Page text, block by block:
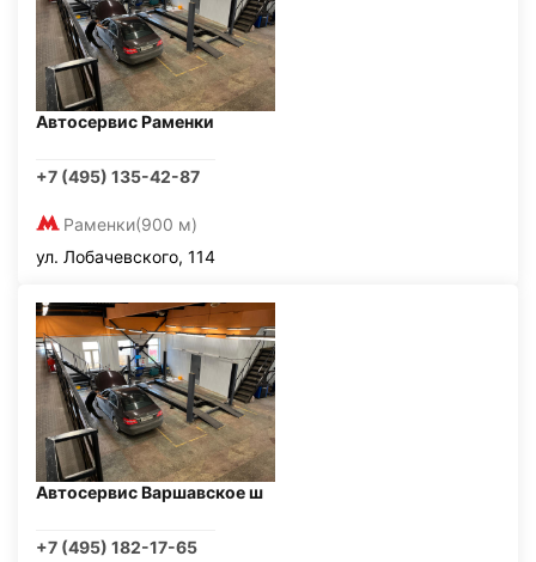
Автосервис Раменки
+7 (495) 135-42-87
Раменки(900 м)
ул. Лобачевского, 114
Автосервис Варшавское ш
+7 (495) 182-17-65